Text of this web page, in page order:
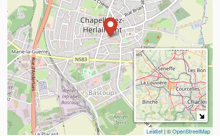
Leaflet | ©OpenStreetMap